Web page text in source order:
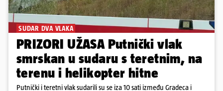
SUDAR DVA VLAKA
PRIZORI UŽASA Putnički vlak
smrskan u sudaru s teretnim, na
terenu i helikopter hitne
Putnički i teretni vlak sudarili su se iza 10 sati između Gradeca i